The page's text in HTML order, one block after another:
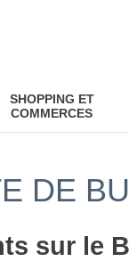
SHOPPING ET
COMMERCES
DE
sur le